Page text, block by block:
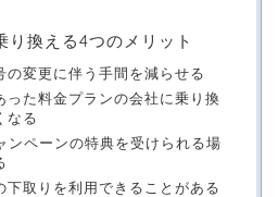
り換える4つのメリット
の変更に伴う手間を減らせる
った料金プランの会社に乗り換
なる
ンペーンの特典を受けられる場
下取りを利用できることがある